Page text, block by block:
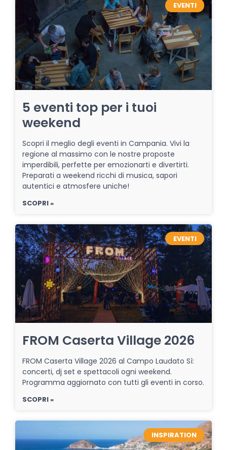
EVENTI
5 eventi top per i tuoi
weekend
Scopri il meglio degli eventi in Campania. Vivi la
regione al massimo con le nostre proposte
imperdibili, perfette per emozionarti e divertirti.
Preparati a weekend ricchi di musica, sapori
autentici e atmosfere uniche!
SCOPRI »
EVENTI
FROM Caserta Village 2026
FROM Caserta Village 2026 al Campo Laudato Sì:
concerti, dj set e spettacoli ogni weekend.
Programma aggiornato con tutti gli eventi in corso.
SCOPRI »
INSPIRATION